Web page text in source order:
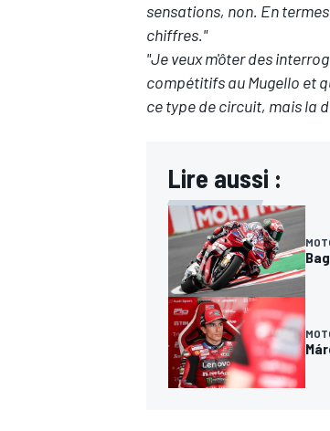
sensations, non. En
chiffres."
"Je veux m'ôter des
compétitifs au Mugello et
ce type de circuit, mais la
Lire aussi :